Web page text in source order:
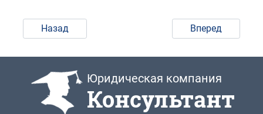
Назад Вперед
Юридическая компания
Консультант